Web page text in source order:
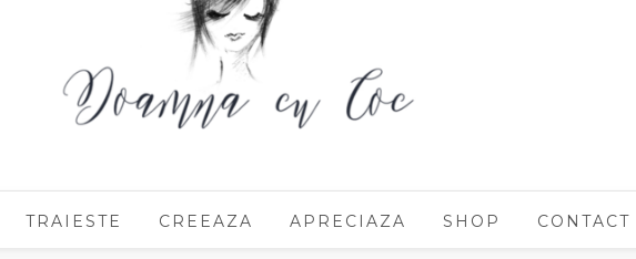
TRAIESTE CREEAZA APRECIAZA SHOP CONTACT